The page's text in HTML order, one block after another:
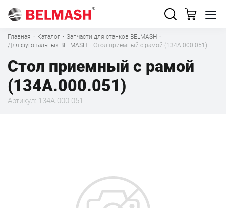
Главная · Каталог · Запчасти для станков BELMASH ·
Для фуговальных BELMASH · Стол приемный с рамой (134A.000.051)
Стол приемный с рамой
(134A.000.051)
Артикул: 134A.000.051